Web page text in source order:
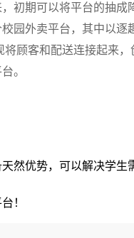
初期可以将平台的抽成
园外卖平台，其中以逐
顾客和配送连接起来，
。
然优势，可以解决学
！